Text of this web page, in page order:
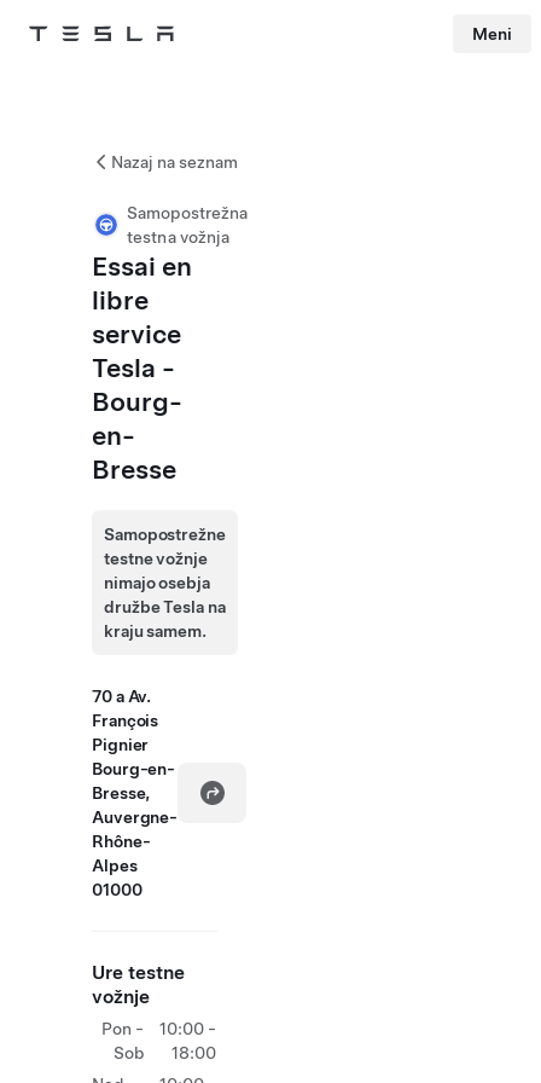
Tesla Meni
Nazaj na seznam
Samopostrežna
testna vožnja
Essai en
libre
service
Tesla -
Bourg-
en-
Bresse
Samopostrežne
testne vožnje
nimajo osebja
družbe Tesla na
kraju samem.
70 a Av.
François
Pignier
Bourg-en-
Bresse,
Auvergne-
Rhône-
Alpes
01000
Ure testne
vožnje
Pon -
Sob
10:00 -
18:00